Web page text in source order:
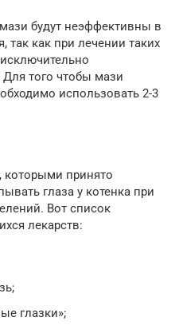
будут неэффективны в
так как при лечении таких
того чтобы мази
использовать 2-3
которыми принято
глаза у котенка при
Вот список
лекарств:
глазки»;